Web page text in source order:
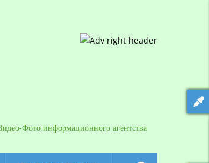
Фото информационного агентства